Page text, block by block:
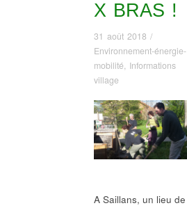
X BRAS !
31 août 2018 /
Environnement-énergie-
mobilité, Informations
village
A Saillans, un lieu de